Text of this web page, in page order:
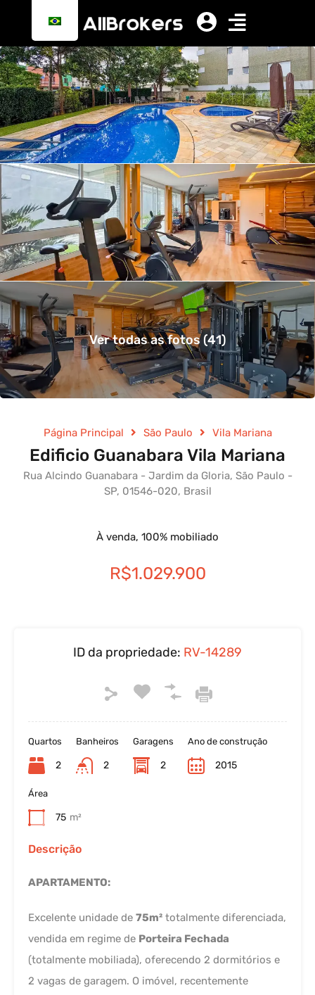
Ver todas as fotos (41)
Página Principal São Paulo Vila Mariana
Edificio Guanabara Vila Mariana
Rua Alcindo Guanabara - Jardim da Gloria, São Paulo -
SP, 01546-020, Brasil
À venda, 100% mobiliado
R$1.029.900
ID da propriedade: RV-14289
Quartos
2
Banheiros
2
Garagens
2
Ano de construção
2015
Área
75 m²
Descrição
APARTAMENTO:
Excelente unidade de 75m² totalmente diferenciada,
vendida em regime de Porteira Fechada
(totalmente mobiliada), oferecendo 2 dormitórios e
2 vagas de garagem. O imóvel, recentemente